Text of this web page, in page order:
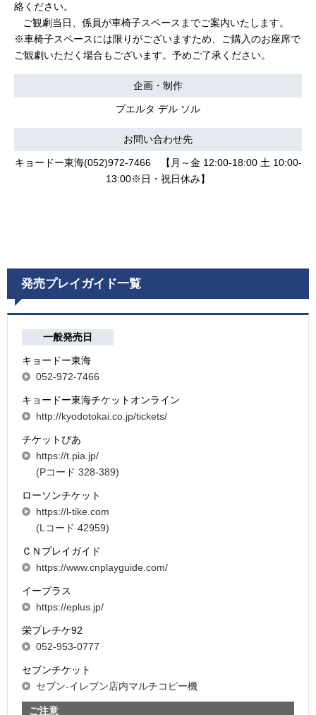
絡ください。
ご観劇当日、係員が車椅子スペースまでご案内いたします。
※車椅子スペースには限りがございますため、ご購入のお座席で
ご観劇いただく場合もございます。予めご了承ください。
企画・制作
プエルタ デル ソル
お問い合わせ先
キョードー東海(052)972-7466 【月～金 12:00-18:00 土 10:00-
13:00※日・祝日休み】
発売プレイガイド一覧
一般発売日
キョードー東海
052-972-7466
キョードー東海チケットオンライン
http://kyodotokai.co.jp/tickets/
チケットぴあ
https://t.pia.jp/
(Pコード 328-389)
ローソンチケット
https://l-tike.com
(Lコード 42959)
ＣＮプレイガイド
https://www.cnplayguide.com/
イープラス
https://eplus.jp/
栄プレチケ92
052-953-0777
セブンチケット
セブン-イレブン店内マルチコピー機
ご注意